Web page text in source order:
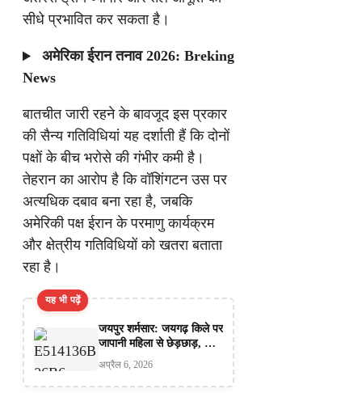
सीधे प्रभावित कर सकता है।
अमेरिका ईरान तनाव 2026: Breking
News
बातचीत जारी रहने के बावजूद इस प्रकार
की सैन्य गतिविधियां यह दर्शाती हैं कि दोनों
पक्षों के बीच भरोसे की गंभीर कमी है।
तेहरान का आरोप है कि वॉशिंगटन उस पर
अत्यधिक दबाव बना रहा है, जबकि
अमेरिकी पक्ष ईरान के परमाणु कार्यक्रम
और क्षेत्रीय गतिविधियों को खतरा बताता
रहा है।
यह भी पढ़ें
जयपुर शर्मसार: जयगढ़ किले पर
जापानी महिला से छेड़छाड़, हाथ
पकड़कर रेप की कोशिश
अप्रैल 6, 2026